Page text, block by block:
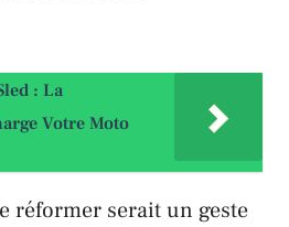
: La
Votre Moto
réformer serait un geste